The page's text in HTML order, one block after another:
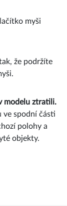
myši
že podržíte
modelu ztratili.
ve spodní části
polohy a
objekty.